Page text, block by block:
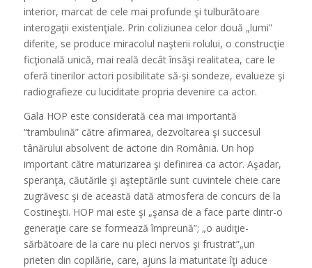
interior, marcat de cele mai profunde şi tulburătoare
interogaţii existenţiale. Prin coliziunea celor două „lumi”
diferite, se produce miracolul naşterii rolului, o construcţie
ficţională unică, mai reală decât însăşi realitatea, care le
oferă tinerilor actori posibilitate să-şi sondeze, evalueze şi
radiografieze cu luciditate propria devenire ca actor.
Gala HOP este considerată cea mai importantă
“trambulină” către afirmarea, dezvoltarea şi succesul
tânărului absolvent de actorie din România. Un hop
important către maturizarea şi definirea ca actor. Aşadar,
speranţa, căutările şi aşteptările sunt cuvintele cheie care
zugrăvesc şi de această dată atmosfera de concurs de la
Costineşti. HOP mai este şi „şansa de a face parte dintr-o
generaţie care se formează împreună”; „o audiţie-
sărbătoare de la care nu pleci nervos şi frustrat”„un
prieten din copilărie, care, ajuns la maturitate îţi aduce